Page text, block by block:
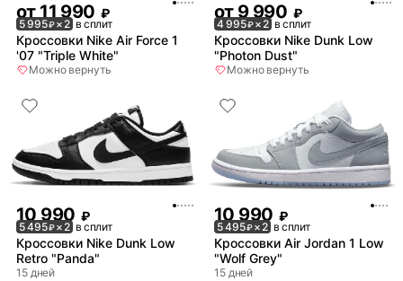
от11 990 ₽
5 995₽× 2 в сплит
Кроссовки Nike Air Force 1
'07 "Triple White"
Можно вернуть
от9 990 ₽
4 995₽× 2 в сплит
Кроссовки Nike Dunk Low
"Photon Dust"
Можно вернуть
10 990 ₽
5 495₽× 2 в сплит
Кроссовки Nike Dunk Low
Retro "Panda"
15 дней
10 990 ₽
5 495₽× 2 в сплит
Кроссовки Air Jordan 1 Low
"Wolf Grey"
15 дней